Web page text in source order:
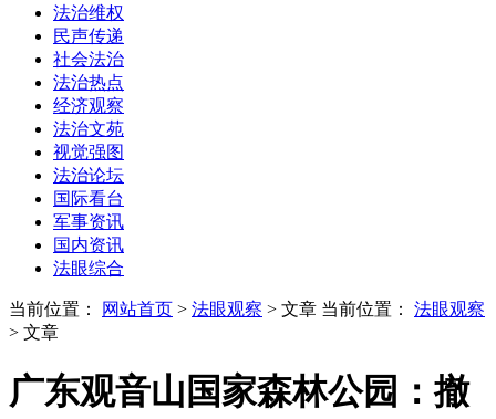
法治维权
民声传递
社会法治
法治热点
经济观察
法治文苑
视觉强图
法治论坛
国际看台
军事资讯
国内资讯
法眼综合
当前位置： 网站首页 > 法眼观察 > 文章 当前位置： 法眼观察
> 文章
广东观音山国家森林公园：撤